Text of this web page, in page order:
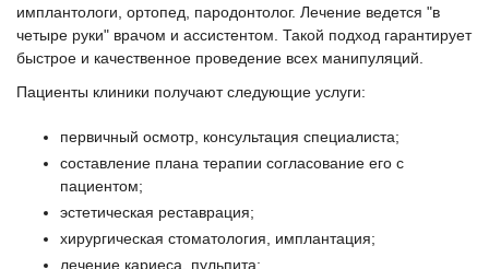
имплантологи, ортопед, пародонтолог. Лечение ведется "в
четыре руки" врачом и ассистентом. Такой подход гарантирует
быстрое и качественное проведение всех манипуляций.
Пациенты клиники получают следующие услуги:
первичный осмотр, консультация специалиста;
составление плана терапии согласование его с
пациентом;
эстетическая реставрация;
хирургическая стоматология, имплантация;
лечение кариеса, пульпита;